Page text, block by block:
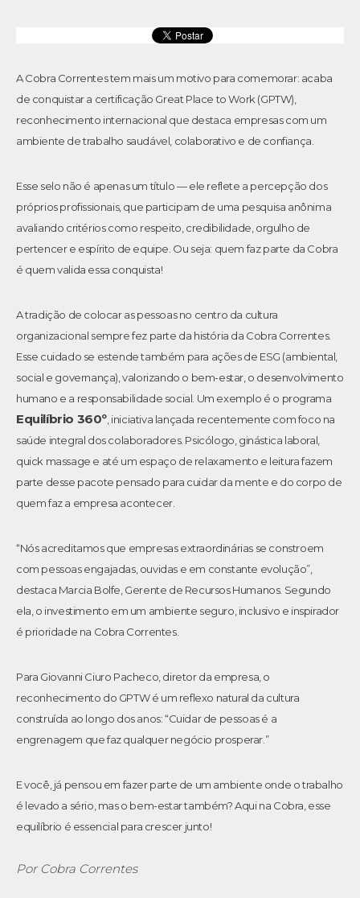
A Cobra Correntes tem mais um motivo para comemorar: acaba
de conquistar a certificação Great Place to Work (GPTW),
reconhecimento internacional que destaca empresas com um
ambiente de trabalho saudável, colaborativo e de confiança.
Esse selo não é apenas um título — ele reflete a percepção dos
próprios profissionais, que participam de uma pesquisa anônima
avaliando critérios como respeito, credibilidade, orgulho de
pertencer e espírito de equipe. Ou seja: quem faz parte da Cobra
é quem valida essa conquista!
A tradição de colocar as pessoas no centro da cultura
organizacional sempre fez parte da história da Cobra Correntes.
Esse cuidado se estende também para ações de ESG (ambiental,
social e governança), valorizando o bem-estar, o desenvolvimento
humano e a responsabilidade social. Um exemplo é o programa
Equilíbrio 360º , iniciativa lançada recentemente com foco na
saúde integral dos colaboradores. Psicólogo, ginástica laboral,
quick massage e até um espaço de relaxamento e leitura fazem
parte desse pacote pensado para cuidar da mente e do corpo de
quem faz a empresa acontecer.
“Nós acreditamos que empresas extraordinárias se constroem
com pessoas engajadas, ouvidas e em constante evolução”,
destaca Marcia Bolfe, Gerente de Recursos Humanos. Segundo
ela, o investimento em um ambiente seguro, inclusivo e inspirador
é prioridade na Cobra Correntes.
Para Giovanni Ciuro Pacheco, diretor da empresa, o
reconhecimento do GPTW é um reflexo natural da cultura
construída ao longo dos anos: “Cuidar de pessoas é a
engrenagem que faz qualquer negócio prosperar.”
E você, já pensou em fazer parte de um ambiente onde o trabalho
é levado a sério, mas o bem-estar também? Aqui na Cobra, esse
equilíbrio é essencial para crescer junto!
Por Cobra Correntes